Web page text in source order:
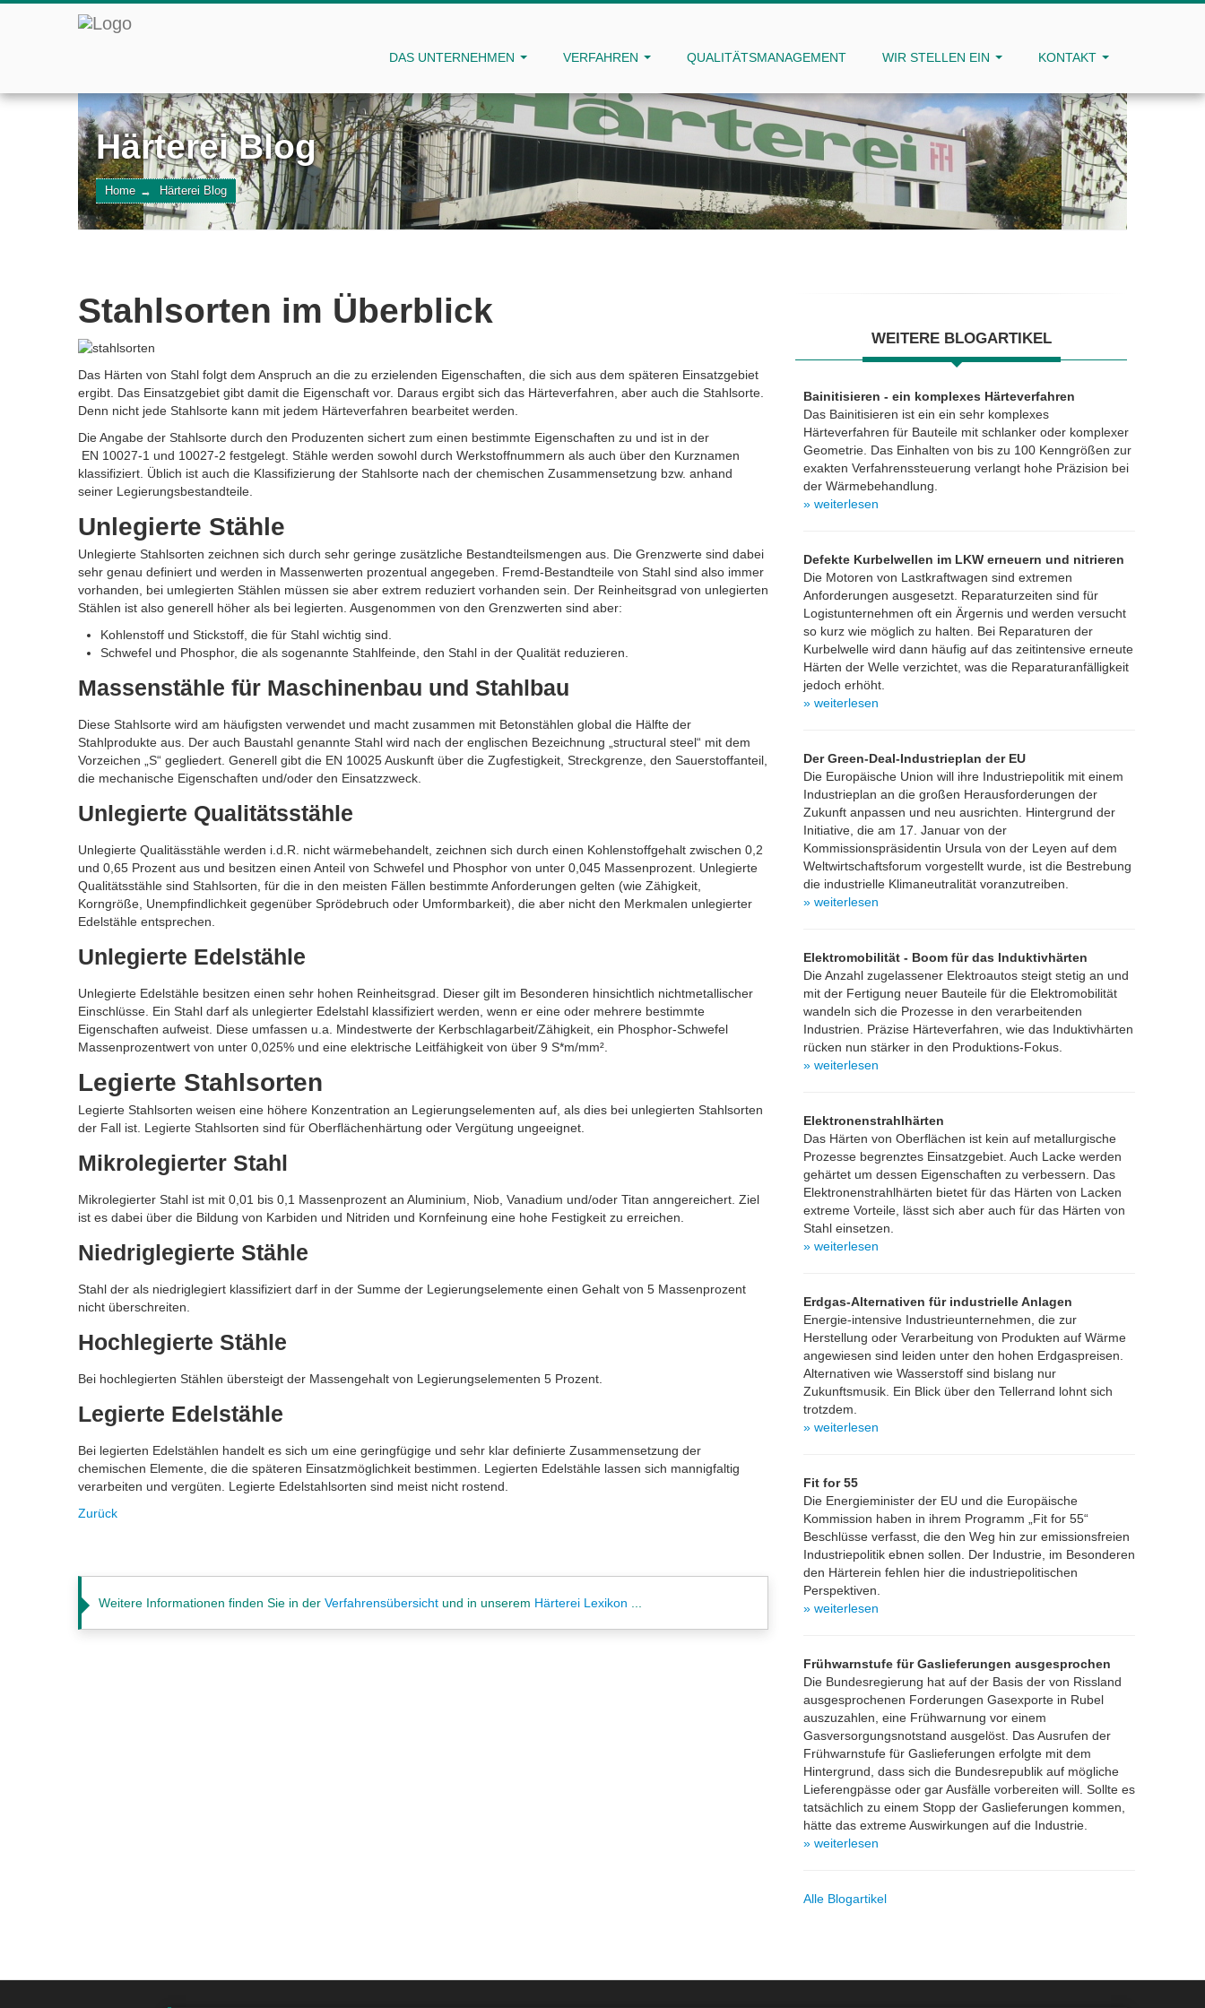
DAS UNTERNEHMEN VERFAHREN QUALITÄTSMANAGEMENT WIR STELLEN EIN KONTAKT
Härterei Blog
Home → Härterei Blog
Stahlsorten im Überblick
Das Härten von Stahl folgt dem Anspruch an die zu erzielenden Eigenschaften, die sich aus dem späteren Einsatzgebiet
ergibt. Das Einsatzgebiet gibt damit die Eigenschaft vor. Daraus ergibt sich das Härteverfahren, aber auch die Stahlsorte.
Denn nicht jede Stahlsorte kann mit jedem Härteverfahren bearbeitet werden.
Die Angabe der Stahlsorte durch den Produzenten sichert zum einen bestimmte Eigenschaften zu und ist in der
EN 10027-1 und 10027-2 festgelegt. Stähle werden sowohl durch Werkstoffnummern als auch über den Kurznamen
klassifiziert. Üblich ist auch die Klassifizierung der Stahlsorte nach der chemischen Zusammensetzung bzw. anhand
seiner Legierungsbestandteile.
Unlegierte Stähle
Unlegierte Stahlsorten zeichnen sich durch sehr geringe zusätzliche Bestandteilsmengen aus. Die Grenzwerte sind dabei
sehr genau definiert und werden in Massenwerten prozentual angegeben. Fremd-Bestandteile von Stahl sind also immer
vorhanden, bei umlegierten Stählen müssen sie aber extrem reduziert vorhanden sein. Der Reinheitsgrad von unlegierten
Stählen ist also generell höher als bei legierten. Ausgenommen von den Grenzwerten sind aber:
Kohlenstoff und Stickstoff, die für Stahl wichtig sind.
Schwefel und Phosphor, die als sogenannte Stahlfeinde, den Stahl in der Qualität reduzieren.
Massenstähle für Maschinenbau und Stahlbau
Diese Stahlsorte wird am häufigsten verwendet und macht zusammen mit Betonstählen global die Hälfte der
Stahlprodukte aus. Der auch Baustahl genannte Stahl wird nach der englischen Bezeichnung „structural steel“ mit dem
Vorzeichen „S“ gegliedert. Generell gibt die EN 10025 Auskunft über die Zugfestigkeit, Streckgrenze, den Sauerstoffanteil,
die mechanische Eigenschaften und/oder den Einsatzzweck.
Unlegierte Qualitätsstähle
Unlegierte Qualitässtähle werden i.d.R. nicht wärmebehandelt, zeichnen sich durch einen Kohlenstoffgehalt zwischen 0,2
und 0,65 Prozent aus und besitzen einen Anteil von Schwefel und Phosphor von unter 0,045 Massenprozent. Unlegierte
Qualitätsstähle sind Stahlsorten, für die in den meisten Fällen bestimmte Anforderungen gelten (wie Zähigkeit,
Korngröße, Unempfindlichkeit gegenüber Sprödebruch oder Umformbarkeit), die aber nicht den Merkmalen unlegierter
Edelstähle entsprechen.
Unlegierte Edelstähle
Unlegierte Edelstähle besitzen einen sehr hohen Reinheitsgrad. Dieser gilt im Besonderen hinsichtlich nichtmetallischer
Einschlüsse. Ein Stahl darf als unlegierter Edelstahl klassifiziert werden, wenn er eine oder mehrere bestimmte
Eigenschaften aufweist. Diese umfassen u.a. Mindestwerte der Kerbschlagarbeit/Zähigkeit, ein Phosphor-Schwefel
Massenprozentwert von unter 0,025% und eine elektrische Leitfähigkeit von über 9 S*m/mm².
Legierte Stahlsorten
Legierte Stahlsorten weisen eine höhere Konzentration an Legierungselementen auf, als dies bei unlegierten Stahlsorten
der Fall ist. Legierte Stahlsorten sind für Oberflächenhärtung oder Vergütung ungeeignet.
Mikrolegierter Stahl
Mikrolegierter Stahl ist mit 0,01 bis 0,1 Massenprozent an Aluminium, Niob, Vanadium und/oder Titan anngereichert. Ziel
ist es dabei über die Bildung von Karbiden und Nitriden und Kornfeinung eine hohe Festigkeit zu erreichen.
Niedriglegierte Stähle
Stahl der als niedriglegiert klassifiziert darf in der Summe der Legierungselemente einen Gehalt von 5 Massenprozent
nicht überschreiten.
Hochlegierte Stähle
Bei hochlegierten Stählen übersteigt der Massengehalt von Legierungselementen 5 Prozent.
Legierte Edelstähle
Bei legierten Edelstählen handelt es sich um eine geringfügige und sehr klar definierte Zusammensetzung der
chemischen Elemente, die die späteren Einsatzmöglichkeit bestimmen. Legierten Edelstähle lassen sich mannigfaltig
verarbeiten und vergüten. Legierte Edelstahlsorten sind meist nicht rostend.
Zurück
Weitere Informationen finden Sie in der Verfahrensübersicht und in unserem Härterei Lexikon ...
WEITERE BLOGARTIKEL
Bainitisieren - ein komplexes Härteverfahren
Das Bainitisieren ist ein ein sehr komplexes
Härteverfahren für Bauteile mit schlanker oder komplexer
Geometrie. Das Einhalten von bis zu 100 Kenngrößen zur
exakten Verfahrenssteuerung verlangt hohe Präzision bei
der Wärmebehandlung.
» weiterlesen
Defekte Kurbelwellen im LKW erneuern und nitrieren
Die Motoren von Lastkraftwagen sind extremen
Anforderungen ausgesetzt. Reparaturzeiten sind für
Logistunternehmen oft ein Ärgernis und werden versucht
so kurz wie möglich zu halten. Bei Reparaturen der
Kurbelwelle wird dann häufig auf das zeitintensive erneute
Härten der Welle verzichtet, was die Reparaturanfälligkeit
jedoch erhöht.
» weiterlesen
Der Green-Deal-Industrieplan der EU
Die Europäische Union will ihre Industriepolitik mit einem
Industrieplan an die großen Herausforderungen der
Zukunft anpassen und neu ausrichten. Hintergrund der
Initiative, die am 17. Januar von der
Kommissionspräsidentin Ursula von der Leyen auf dem
Weltwirtschaftsforum vorgestellt wurde, ist die Bestrebung
die industrielle Klimaneutralität voranzutreiben.
» weiterlesen
Elektromobilität - Boom für das Induktivhärten
Die Anzahl zugelassener Elektroautos steigt stetig an und
mit der Fertigung neuer Bauteile für die Elektromobilität
wandeln sich die Prozesse in den verarbeitenden
Industrien. Präzise Härteverfahren, wie das Induktivhärten
rücken nun stärker in den Produktions-Fokus.
» weiterlesen
Elektronenstrahlhärten
Das Härten von Oberflächen ist kein auf metallurgische
Prozesse begrenztes Einsatzgebiet. Auch Lacke werden
gehärtet um dessen Eigenschaften zu verbessern. Das
Elektronenstrahlhärten bietet für das Härten von Lacken
extreme Vorteile, lässt sich aber auch für das Härten von
Stahl einsetzen.
» weiterlesen
Erdgas-Alternativen für industrielle Anlagen
Energie-intensive Industrieunternehmen, die zur
Herstellung oder Verarbeitung von Produkten auf Wärme
angewiesen sind leiden unter den hohen Erdgaspreisen.
Alternativen wie Wasserstoff sind bislang nur
Zukunftsmusik. Ein Blick über den Tellerrand lohnt sich
trotzdem.
» weiterlesen
Fit for 55
Die Energieminister der EU und die Europäische
Kommission haben in ihrem Programm „Fit for 55“
Beschlüsse verfasst, die den Weg hin zur emissionsfreien
Industriepolitik ebnen sollen. Der Industrie, im Besonderen
den Härterein fehlen hier die industriepolitischen
Perspektiven.
» weiterlesen
Frühwarnstufe für Gaslieferungen ausgesprochen
Die Bundesregierung hat auf der Basis der von Rissland
ausgesprochenen Forderungen Gasexporte in Rubel
auszuzahlen, eine Frühwarnung vor einem
Gasversorgungsnotstand ausgelöst. Das Ausrufen der
Frühwarnstufe für Gaslieferungen erfolgte mit dem
Hintergrund, dass sich die Bundesrepublik auf mögliche
Lieferengpässe oder gar Ausfälle vorbereiten will. Sollte es
tatsächlich zu einem Stopp der Gaslieferungen kommen,
hätte das extreme Auswirkungen auf die Industrie.
» weiterlesen
Alle Blogartikel